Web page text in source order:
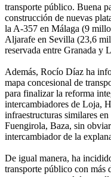
transporte público. Buena
construcción de nuevas
la A-357 en Málaga (9
Aljarafe en Sevilla (23,6
reservada entre Granada y
Además, Rocío Díaz ha
mapa concesional de
para finalizar la reforma
intercambiadores de Loja,
infraestructuras similares
Fuengirola, Baza, sin
intercambiador de la
De igual manera, ha
transporte público con más